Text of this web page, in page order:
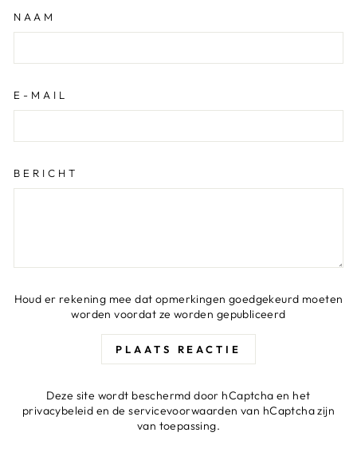
NAAM
E-MAIL
BERICHT
Houd er rekening mee dat opmerkingen goedgekeurd moeten
worden voordat ze worden gepubliceerd
PLAATS REACTIE
Deze site wordt beschermd door hCaptcha en het
privacybeleid en deservicevoorwaarden van hCaptcha zijn
van toepassing.